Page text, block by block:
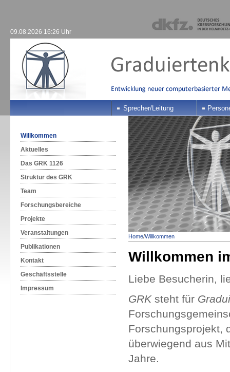
09.08.2026 16:26 Uhr
Sprecher/Leitung
Willkommen
Aktuelles
Das GRK 1126
Struktur des GRK
Team
Forschungsbereiche
Projekte
Veranstaltungen
Publikationen
Kontakt
Geschäftsstelle
Impressum
Home/Willkommen
Willkommen
Liebe Besucherin,
GRKsteht für
Forschungsprojekt,
überwiegend aus
Jahre.